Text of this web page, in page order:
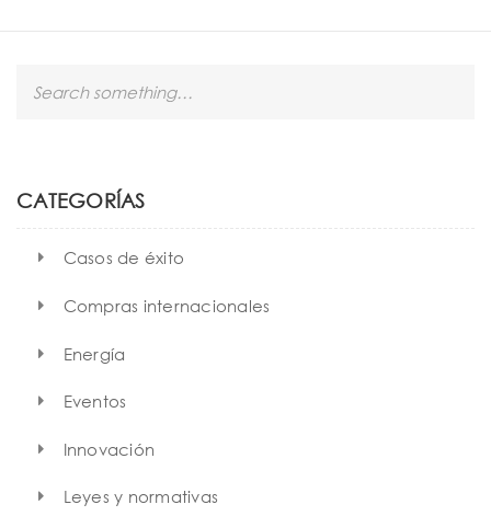
h
CATEGORÍAS
Casos de éxito
Compras internacionales
Energía
Eventos
Innovación
Leyes y normativas